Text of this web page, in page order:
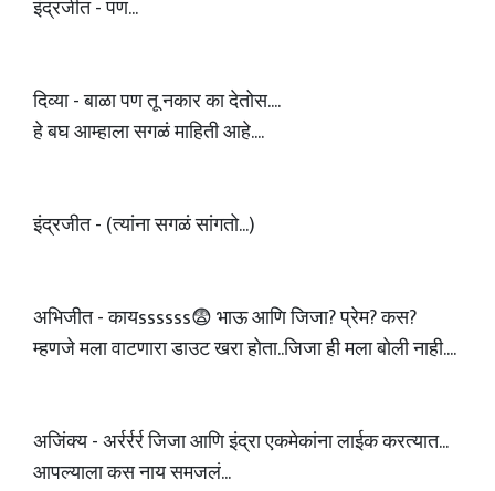
इंद्रजीत - पण...
दिव्या - बाळा पण तू नकार का देतोस....
हे बघ आम्हाला सगळं माहिती आहे....
इंद्रजीत - (त्यांना सगळं सांगतो...)
अभिजीत - कायssssss😨 भाऊ आणि जिजा? प्रेम? कस?
म्हणजे मला वाटणारा डाउट खरा होता..जिजा ही मला बोली नाही....
अजिंक्य - अर्रर्रर्र जिजा आणि इंद्रा एकमेकांना लाईक करत्यात...
आपल्याला कस नाय समजलं...